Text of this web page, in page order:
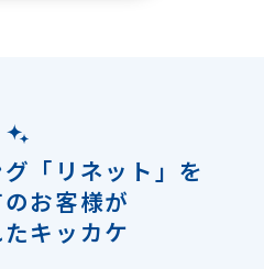
「リネット」を
お客様が
キッカケ